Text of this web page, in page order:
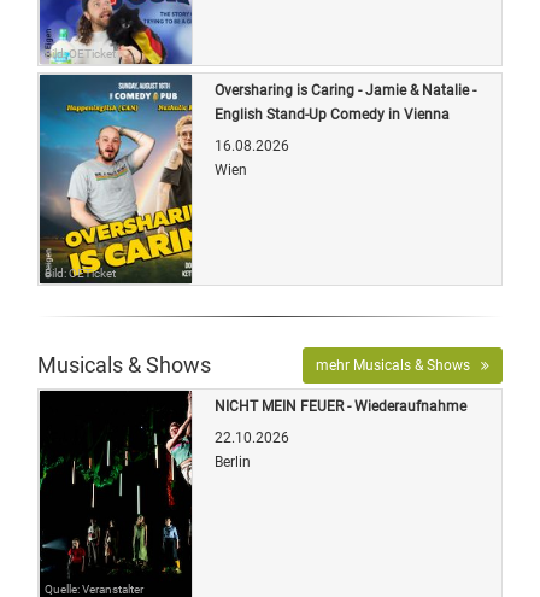
Bild: OETicket
Bild: OETicket
Oversharing is Caring - Jamie & Natalie -
English Stand-Up Comedy in Vienna
16.08.2026
Wien
Musicals & Shows mehr Musicals & Shows
Quelle: Veranstalter
NICHT MEIN FEUER - Wiederaufnahme
22.10.2026
Berlin